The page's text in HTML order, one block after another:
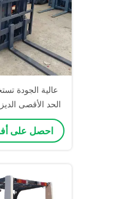
الحد الأقصى
في
احصل على